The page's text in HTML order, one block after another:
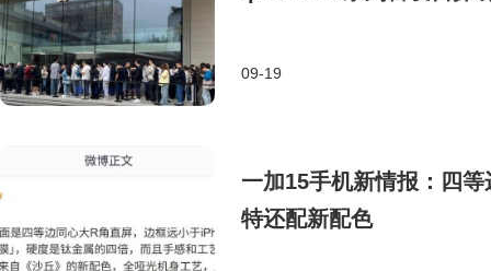
09-19
一加15手机新情报：四
特还配新配色​